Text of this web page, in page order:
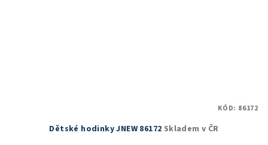
Dětské hodinky JNEW 86172 Skladem v ČR
KÓD: 86172